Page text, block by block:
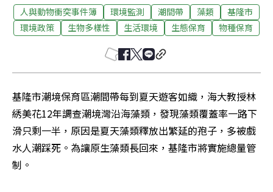
人與動物衝突事件簿 環境監測 潮間帶 藻類
基隆市
環境政策
生物多樣性 生活環境 生態保育 物種保育
基隆市潮境保育區潮間帶每到夏天遊客如織，海大教授林
綉美花12年調查潮境灣沿海藻類，發現藻類覆蓋率一路下
滑只剩一半，原因是夏天藻類釋放出繁延的孢子，多被戲
水人潮踩死。為讓原生藻類長回來，基隆市將實施總量管
制。